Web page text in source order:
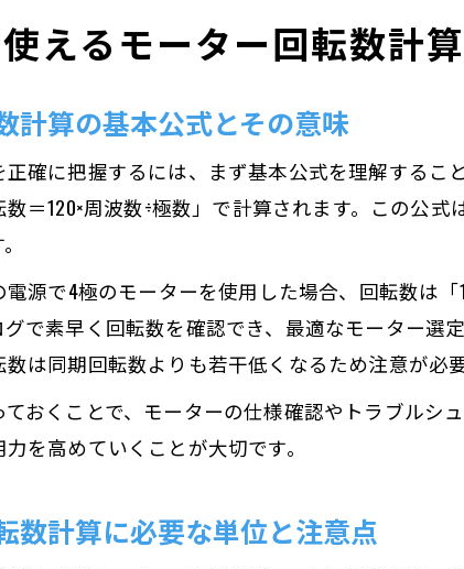
回転数と周波数・極数
2極や4極モーター
60Hz時のモーター
6ポールモーター
効率化の鍵はモーター
正確なモーター回
モーターの回転数
回転数の誤差が機
モーター回転数を
モーター回転数計算120
えるモーター回転数計
計算の基本公式とその意味
確に把握するには、まず基本公式を理解する
＝120×周波数÷極数」で計算されます。この公
源で4極のモーターを使用した場合、回転数は
で素早く回転数を確認でき、最適なモーター
は同期回転数よりも若干低くなるため注意が必要
おくことで、モーターの仕様確認やトラブル
を高めていくことが大切です。
数計算に必要な単位と注意点